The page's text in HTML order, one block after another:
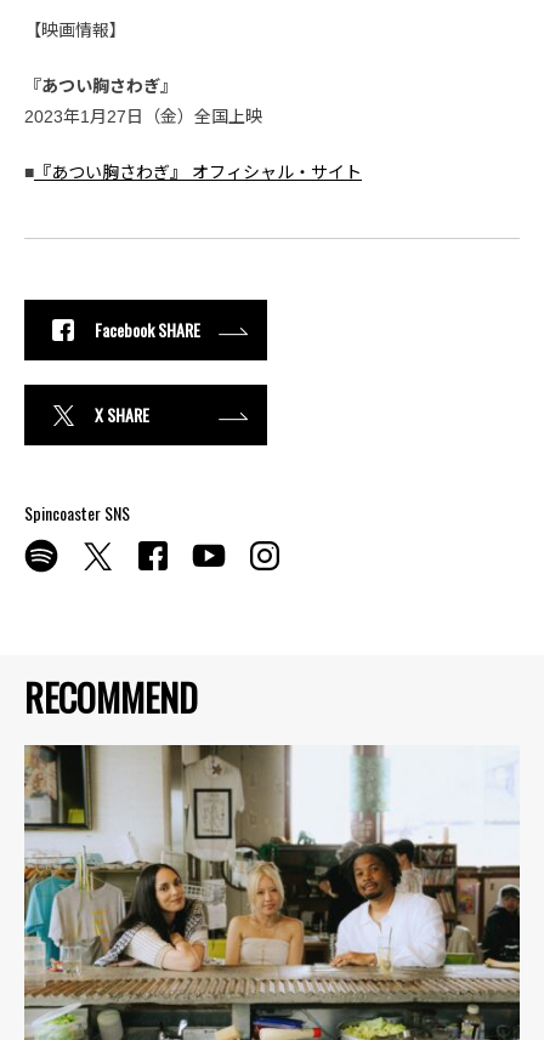
RECOMMEND
【映画情報】
『あつい胸さわぎ』
2023年1月27日（金）全国上映
■ 『あつい胸さわぎ』 オフィシャル・サイト
Facebook SHARE
X SHARE
Spincoaster SNS